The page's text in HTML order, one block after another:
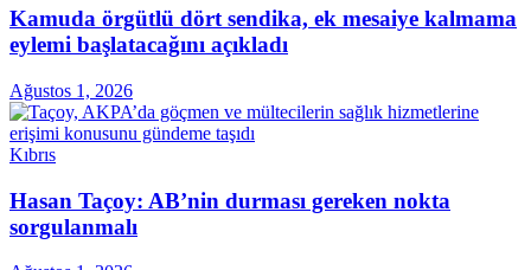
Kamuda örgütlü dört sendika, ek mesaiye kalmama
eylemi başlatacağını açıkladı
Ağustos 1, 2026
Kıbrıs
Hasan Taçoy: AB’nin durması gereken nokta
sorgulanmalı